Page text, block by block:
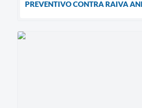
PREVENTIVO CONTRA RAIVA